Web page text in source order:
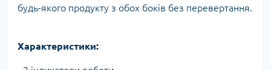
будь-якого продукту з обох боків без перевертання.
Характеристики: